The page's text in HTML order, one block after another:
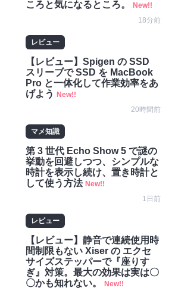
ころと気になるところ。
New!!
18分前
レビュー
【レビュー】Spigen の SSD
スリーブで SSD を MacBook
Pro と一体化して作業効率をあ
げよう
New!!
20時間前
マメ知識
第 3 世代 Echo Show 5 で謎の
挙動を回避しつつ、シンプルな
時計を表示し続け、置き時計と
して使う方法 New!!
1日前
レビュー
【レビュー】静音で連続使用時
間制限もない Xiser の エクセ
サイズステッパーで『座りす
ぎ』対策。最大の効果は実は〇
〇かも知れない。
New!!